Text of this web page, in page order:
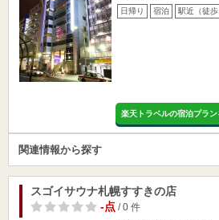
日帰り 宿泊 駅近（徒歩
楽天トラベルの宿泊プラン
関連情報から探す
スゴイサウナ札幌すすきの店
-点/ 0 件